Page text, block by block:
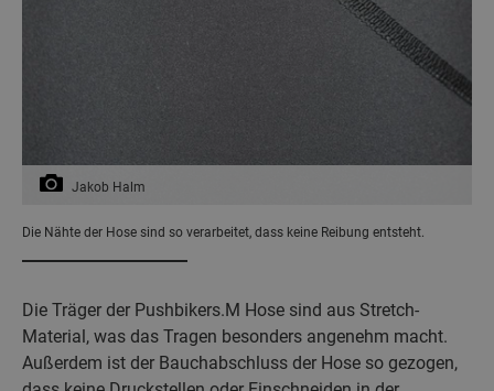
Jakob Halm
Die Nähte der Hose sind so verarbeitet, dass keine Reibung entsteht.
Die Träger der Pushbikers.M Hose sind aus Stretch-
Material, was das Tragen besonders angenehm macht.
Außerdem ist der Bauchabschluss der Hose so gezogen,